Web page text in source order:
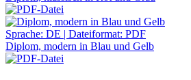
Sprache: DE | Dateiformat: PDF
Diplom, modern in Blau und Gelb